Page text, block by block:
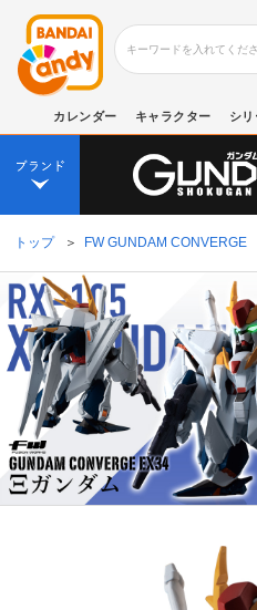
カレンダー キャラクター シ
トップ ＞ FW GUNDAM CONVERGE